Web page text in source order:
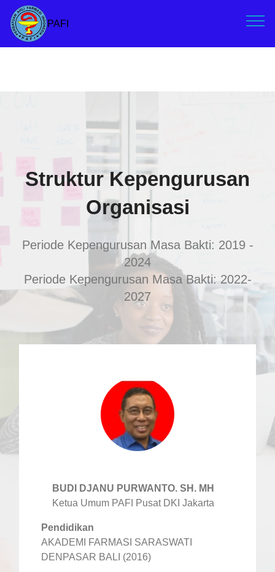
PAFI
Struktur Kepengurusan
Organisasi
Periode Kepengurusan Masa Bakti: 2019 -
2024
Periode Kepengurusan Masa Bakti: 2022-
2027
BUDI DJANU PURWANTO. SH. MH
Ketua Umum PAFI Pusat DKI Jakarta
Pendidikan
AKADEMI FARMASI SARASWATI
DENPASAR BALI (2016)